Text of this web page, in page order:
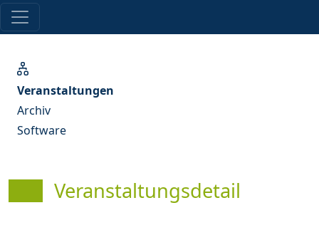
Veranstaltungen
Archiv
Software
Veranstaltungsdetail